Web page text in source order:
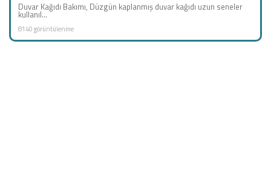
Duvar Kağıdı Bakımı, Düzgün kaplanmış duvar kağıdı uzun seneler
kullanıl...
8140 görüntülenme